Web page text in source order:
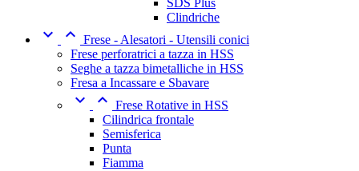
Clindriche
  Frese - Alesatori - Utensili conici
Frese perforatrici a tazza in HSS
Seghe a tazza bimetalliche in HSS
Fresa a Incassare e Sbavare
  Frese Rotative in HSS
Cilindrica frontale
Semisferica
Punta
Fiamma